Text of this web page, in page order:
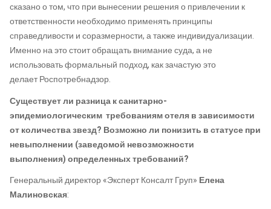
сказано о том, что при вынесении решения о привлечении к
ответственности необходимо применять принципы
справедливости и соразмерности, а также индивидуализации.
Именно на это стоит обращать внимание суда, а не
использовать формальный подход, как зачастую это
делаетРоспотребнадзор.
Существуетли разница ксанитарно-
эпидемиологическим требованиямотеляв зависимости
от количествазвезд? Возможно ли понизить в статусе при
невыполнении (заведомой невозможности
выполнения)определенных требований?
Генеральный директор «ЭкспертКонсалтГруп» Елена
Малиновская: